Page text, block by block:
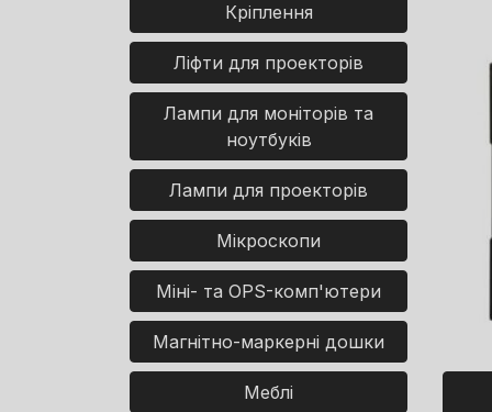
Кріплення
Ліфти для проекторів
Лампи для моніторів та
ноутбуків
Лампи для проекторів
Мікроскопи
Міні- та OPS-комп'ютери
Магнітно-маркерні дошки
Меблі